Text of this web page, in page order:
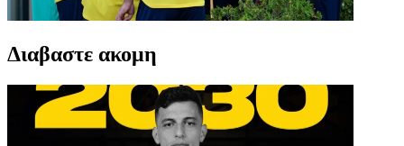
Διαβαστε ακομη